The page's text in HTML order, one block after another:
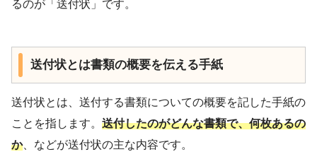
るのが「送付状」です。
送付状とは書類の概要を伝える手紙
送付状とは、送付する書類についての概要を記した手紙の
ことを指します。 送付したのがどんな書類で、何枚あるの
か、などが送付状の主な内容です。